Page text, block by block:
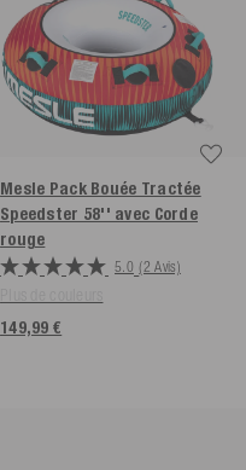
Mesle Pack Bouée Tractée
Speedster 58'' avec Corde
rouge
5.0 (2 Avis)
149,99 €